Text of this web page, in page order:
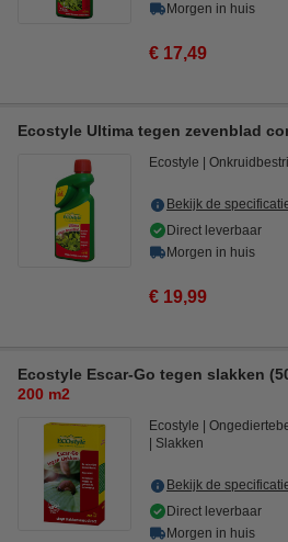
Morgen in huis
€ 17,49
Ecostyle Ultima tegen zevenblad
Ecostyle
Bekijk de
Direct leverbaar
Morgen in huis
€ 19,99
Ecostyle Escar-Go tegen slakken
200 m2
Ecostyle
Slakken
Bekijk de
Direct leverbaar
Morgen in huis